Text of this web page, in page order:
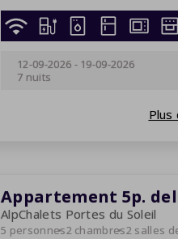
12-09-2026 - 19-09-2026
7 nuits
Plus
Appartement 5p.
AlpChalets Portes du Soleil
5 personnes2 chambres2 salles